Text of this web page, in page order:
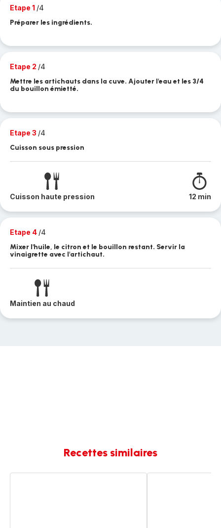
Etape 1 /4
Préparer les ingrédients.
Etape 2 /4
Mettre les artichauts dans la cuve. Ajouter l'eau et les 3/4
du bouillon émietté.
Etape 3 /4
Cuisson sous pression
Cuisson haute pression 12 min
Etape 4 /4
Mixer l'huile, le citron et le bouillon restant. Servir la
vinaigrette avec l'artichaut.
Maintien au chaud
Recettes similaires